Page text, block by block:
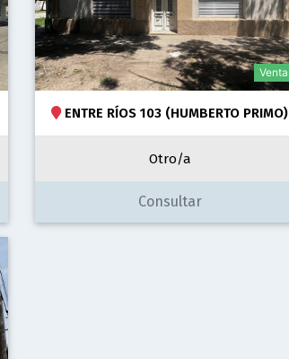
Venta
ENTRE RÍOS 103 (HUMBERTO PRIMO)
Otro/a
Consultar